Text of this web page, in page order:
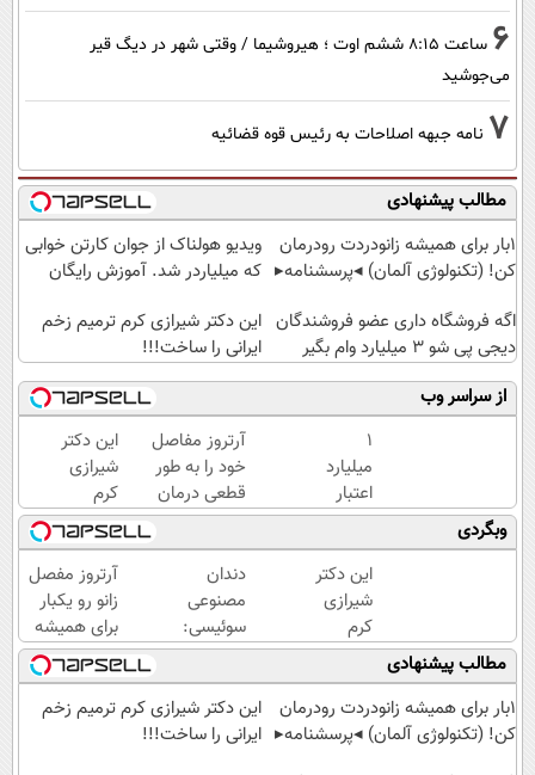
6
ساعت ۸:۱۵ ششم اوت ؛ هیروشیما / وقتی شهر در دیگ قیر
می‌جوشید
7 نامه جبهه اصلاحات به رئیس قوه قضائیه
مطالب پیشنهادی
1بار برای همیشه زانودردت رودرمان
کن! (تکنولوژی آلمان) ◂پرسشنامه▸
ویدیو هولناک از جوان کارتن خوابی
که میلیاردر شد. آموزش رایگان
اگه فروشگاه داری عضو فروشندگان
دیجی پی شو 3 میلیارد وام بگیر
این دکتر شیرازی کرم ترمیم زخم
ایرانی را ساخت!!!
از سراسر وب
۱
میلیارد
اعتبار
خرید
طلا |
بدون
ضامن
و چک
آرتروز مفاصل
خود را به طور
قطعی درمان
کنید!
◂پرسش‌نامه▸
این دکتر
شیرازی
کرم
ترمیم
زخم
ایرانی را
ساخت!!!
وبگردی
این دکتر
شیرازی
کرم
ترمیم
زخم
ایرانی را
ساخت!!!
دندان
مصنوعی
سوئیسی:
جدیدترین
فناوری
اروپا،
سبک و
آرتروز مفصل
زانو رو یکبار
برای همیشه
درمان کن!
◗پرسش‌نامه◖
مطالب پیشنهادی
1بار برای همیشه زانودردت رودرمان
کن! (تکنولوژی آلمان) ◂پرسشنامه▸
این دکتر شیرازی کرم ترمیم زخم
ایرانی را ساخت!!!